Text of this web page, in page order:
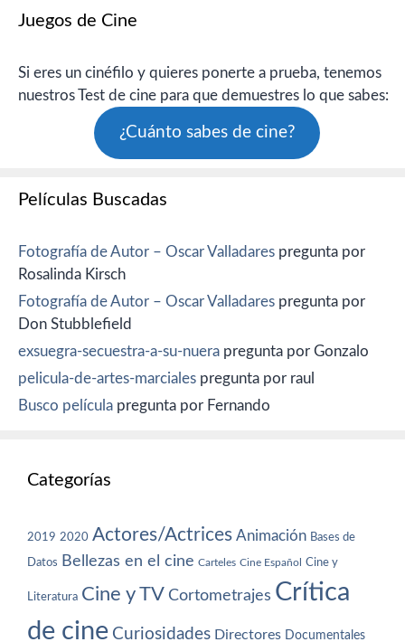
Juegos de Cine
Si eres un cinéfilo y quieres ponerte a prueba, tenemos
nuestros Test de cine para que demuestres lo que sabes:
¿Cuánto sabes de cine?
Películas Buscadas
Fotografía de Autor – Oscar Valladares pregunta por
Rosalinda Kirsch
Fotografía de Autor – Oscar Valladares pregunta por
Don Stubblefield
exsuegra-secuestra-a-su-nuera pregunta por Gonzalo
pelicula-de-artes-marciales pregunta por raul
Busco película pregunta por Fernando
Categorías
2019 2020 Actores/Actrices Animación Bases de
Datos Bellezas en el cine Carteles Cine Español Cine y
Literatura Cine y TV Cortometrajes Crítica
de cine Curiosidades Directores Documentales